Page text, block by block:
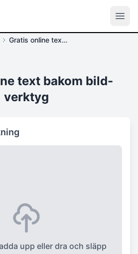
Gratis online text bakom bild
text bakom bild-
verktyg
upp eller dra och släpp